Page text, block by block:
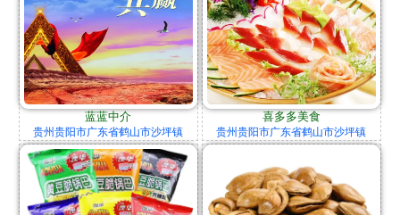
蓝蓝中介
贵州贵阳市广东省鹤山市沙坪镇
喜多多美食
贵州贵阳市广东省鹤山市沙坪镇